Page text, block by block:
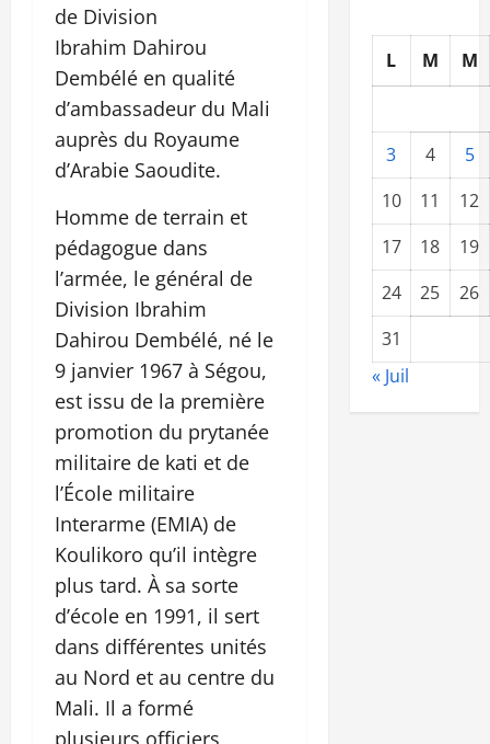
de Division
Ibrahim Dahirou
Dembélé en qualité
d’ambassadeur du Mali
auprès du Royaume
d’Arabie Saoudite.
Homme de terrain et
pédagogue dans
l’armée, le général de
Division Ibrahim
Dahirou Dembélé, né le
9 janvier 1967 à Ségou,
est issu de la première
promotion du prytanée
militaire de kati et de
l’École militaire
Interarme (EMIA) de
Koulikoro qu’il intègre
plus tard. À sa sorte
d’école en 1991, il sert
dans différentes unités
au Nord et au centre du
Mali. Il a formé
plusieurs officiers
L M M
3 4
5
10
11
12
17
18
19
24
25
26
31
« Juil